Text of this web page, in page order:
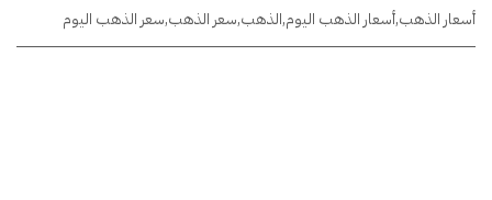
أسعار الذهب,أسعار الذهب اليوم,الذهب,سعر الذهب,سعر الذهب اليوم